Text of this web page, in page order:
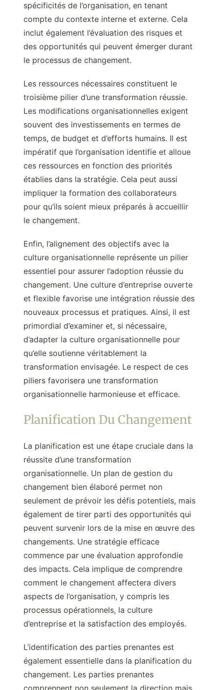
spécificités de l’organisation, en tenant
compte du contexte interne et externe. Cela
inclut également l’évaluation des risques et
des opportunités qui peuvent émerger durant
le processus de changement.
Les ressources nécessaires constituent le
troisième pilier d’une transformation réussie.
Les modifications organisationnelles exigent
souvent des investissements en termes de
temps, de budget et d’efforts humains. Il est
impératif que l’organisation identifie et alloue
ces ressources en fonction des priorités
établies dans la stratégie. Cela peut aussi
impliquer la formation des collaborateurs
pour qu’ils soient mieux préparés à accueillir
le changement.
Enfin, l’alignement des objectifs avec la
culture organisationnelle représente un pilier
essentiel pour assurer l’adoption réussie du
changement. Une culture d’entreprise ouverte
et flexible favorise une intégration réussie des
nouveaux processus et pratiques. Ainsi, il est
primordial d’examiner et, si nécessaire,
d’adapter la culture organisationnelle pour
qu’elle soutienne véritablement la
transformation envisagée. Le respect de ces
piliers favorisera une transformation
organisationnelle harmonieuse et efficace.
Planification Du Changement
La planification est une étape cruciale dans la
réussite d’une transformation
organisationnelle. Un plan de gestion du
changement bien élaboré permet non
seulement de prévoir les défis potentiels, mais
également de tirer parti des opportunités qui
peuvent survenir lors de la mise en œuvre des
changements. Une stratégie efficace
commence par une évaluation approfondie
des impacts. Cela implique de comprendre
comment le changement affectera divers
aspects de l’organisation, y compris les
processus opérationnels, la culture
d’entreprise et la satisfaction des employés.
L’identification des parties prenantes est
également essentielle dans la planification du
changement. Les parties prenantes
comprennent non seulement la direction mais